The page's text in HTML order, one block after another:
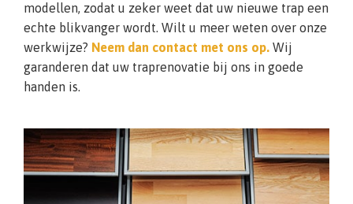
modellen, zodat u zeker weet dat uw nieuwe trap een
echte blikvanger wordt. Wilt u meer weten over onze
werkwijze? Neem dan contact met ons op. Wij
garanderen dat uw traprenovatie bij ons in goede
handen is.